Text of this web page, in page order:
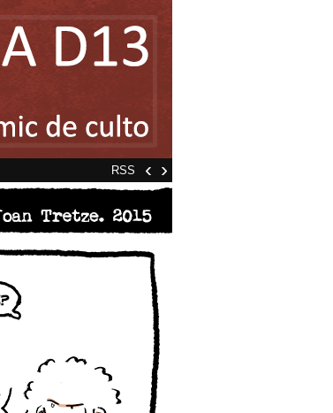
RSS ‹ ›